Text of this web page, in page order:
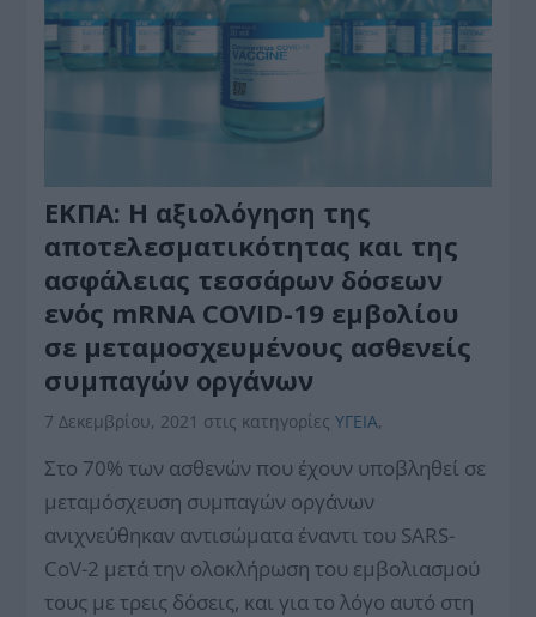
ΕΚΠΑ: Η αξιολόγηση της
αποτελεσματικότητας και της
ασφάλειας τεσσάρων δόσεων
ενός mRNA COVID-19 εμβολίου
σε μεταμοσχευμένους ασθενείς
συμπαγών οργάνων
7 Δεκεμβρίου, 2021 στις κατηγορίεςΥΓΕΙΑ,
Στο 70% των ασθενών που έχουν υποβληθεί σε
μεταμόσχευση συμπαγών οργάνων
ανιχνεύθηκαν αντισώματα έναντι του SARS-
CoV-2 μετά την ολοκλήρωση του εμβολιασμού
τους με τρεις δόσεις, και για το λόγο αυτό στη